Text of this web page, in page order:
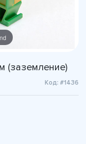
(заземление)
Код: #1436